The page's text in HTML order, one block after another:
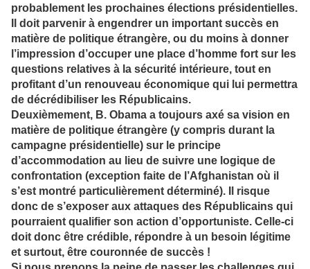
probablement les prochaines élections présidentielles.
Il doit parvenir à engendrer un important succès en
matière de politique étrangère, ou du moins à donner
l’impression d’occuper une place d’homme fort sur les
questions relatives à la sécurité intérieure, tout en
profitant d’un renouveau économique qui lui permettra
de décrédibiliser les Républicains.
Deuxièmement, B. Obama a toujours axé sa vision en
matière de politique étrangère (y compris durant la
campagne présidentielle) sur le principe
d’accommodation au lieu de suivre une logique de
confrontation (exception faite de l’Afghanistan où il
s’est montré particulièrement déterminé). Il risque
donc de s’exposer aux attaques des Républicains qui
pourraient qualifier son action d’opportuniste. Celle-ci
doit donc être crédible, répondre à un besoin légitime
et surtout, être couronnée de succès !